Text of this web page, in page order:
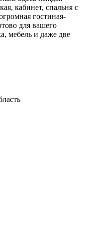
кабинет, спальня с
гостиная-
для вашего
мебель и даже две